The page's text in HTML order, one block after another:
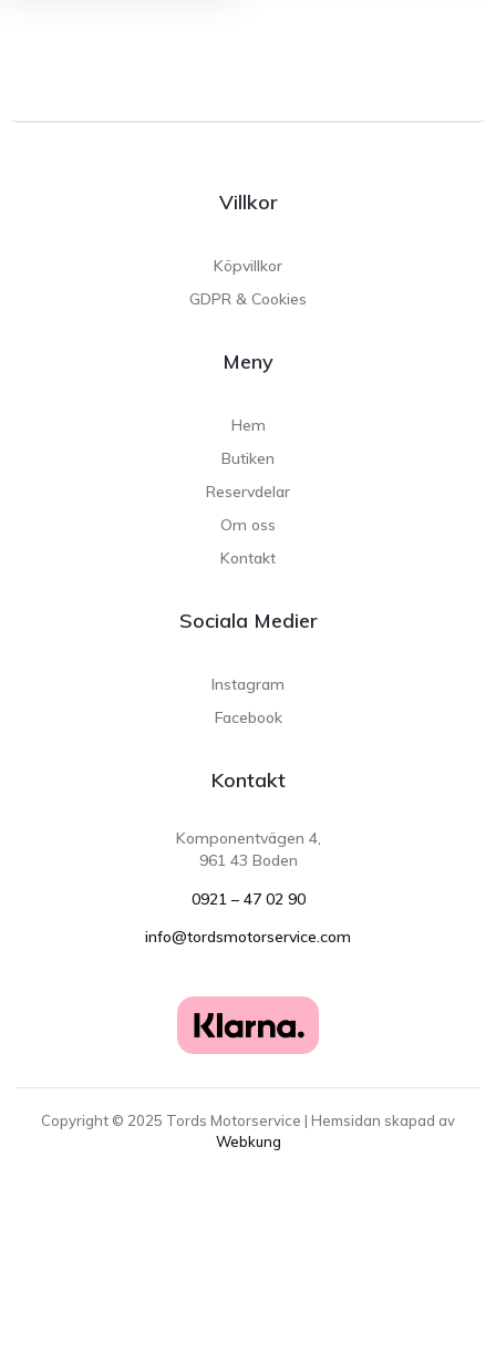
Villkor
Köpvillkor
GDPR & Cookies
Meny
Hem
Butiken
Reservdelar
Om oss
Kontakt
Sociala Medier
Instagram
Facebook
Kontakt
Komponentvägen 4,
961 43 Boden
0921 – 47 02 90
info@tordsmotorservice.com
Copyright © 2025 Tords Motorservice | Hemsidan skapad av
Webkung